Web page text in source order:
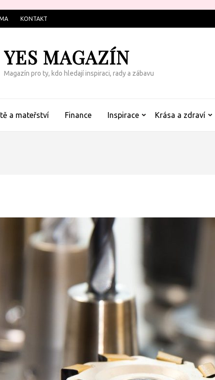
KONTAKT
YES MAGAZÍN
Magazín pro ty, kdo hledají inspiraci, rady a zábavu
a mateřství Finance Inspirace Krása a zdraví